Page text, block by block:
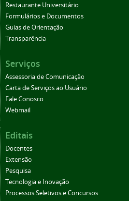
Restaurante Universitário
Formulários e Documentos
Guias de Orientação
Transparência
Serviços
Assessoria de Comunicação
Carta de Serviços ao Usuário
Fale Conosco
Webmail
Editais
Docentes
Extensão
Pesquisa
Tecnologia e Inovação
Processos Seletivos e Concursos